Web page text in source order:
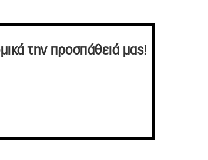
την προσπάθειά μας!